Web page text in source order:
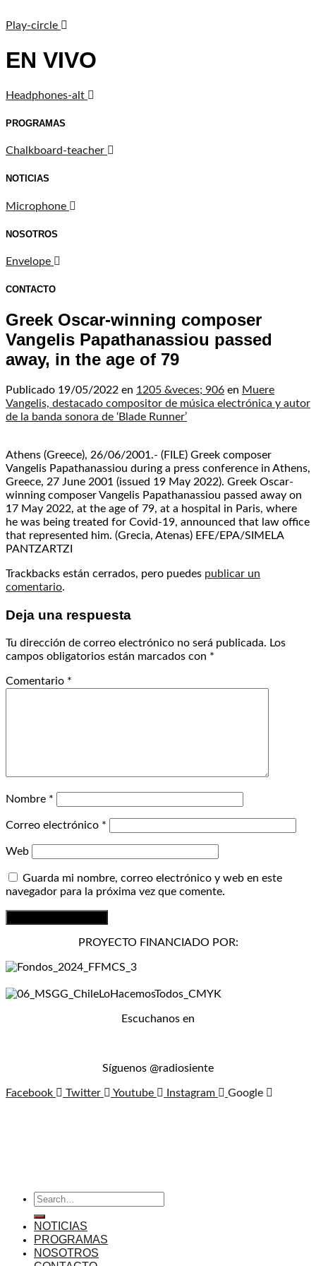
Play-circle
EN VIVO
Headphones-alt
PROGRAMAS
Chalkboard-teacher
NOTICIAS
Microphone
NOSOTROS
Envelope
CONTACTO
Greek Oscar-winning composer
Vangelis Papathanassiou passed
away, in the age of 79
Publicado 19/05/2022 en 1205 &veces; 906 en Muere
Vangelis, destacado compositor de música electrónica y autor
de la banda sonora de ‘Blade Runner’
Athens (Greece), 26/06/2001.- (FILE) Greek composer
Vangelis Papathanassiou during a press conference in Athens,
Greece, 27 June 2001 (issued 19 May 2022). Greek Oscar-
winning composer Vangelis Papathanassiou passed away on
17 May 2022, at the age of 79, at a hospital in Paris, where
he was being treated for Covid-19, announced that law office
that represented him. (Grecia, Atenas) EFE/EPA/SIMELA
PANTZARTZI
Trackbacks están cerrados, pero puedes publicar un
comentario.
Deja una respuesta
Tu dirección de correo electrónico no será publicada. Los
campos obligatorios están marcados con *
Comentario *
Nombre *
Correo electrónico *
Web
Guarda mi nombre, correo electrónico y web en este
navegador para la próxima vez que comente.
PROYECTO FINANCIADO POR:
Escuchanos en
Síguenos @radiosiente
Facebook Twitter Youtube Instagram Google
NOTICIAS
PROGRAMAS
NOSOTROS